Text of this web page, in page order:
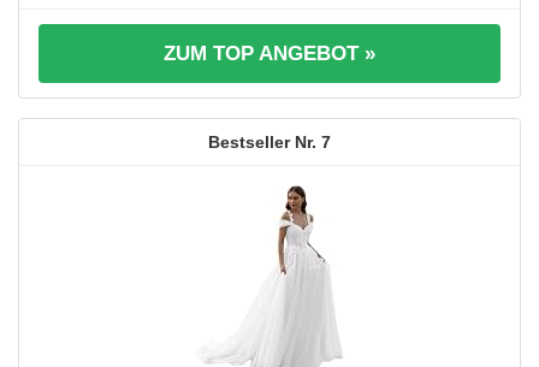
ZUM TOP ANGEBOT »
7